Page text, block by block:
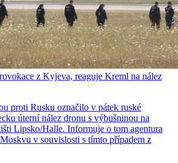
z Kyjeva, reaguje Kreml na nález
proti Rusku označilo v pátek ruské
úterní nález dronu s výbušninou na
Lipsko/Halle. Informuje o tom agentura
v souvislosti s tímto případem z